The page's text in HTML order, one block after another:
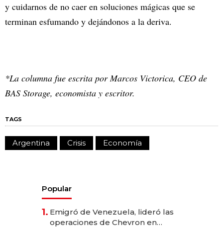
y cuidarnos de no caer en soluciones mágicas que se
terminan esfumando y dejándonos a la deriva.
*La columna fue escrita por Marcos Victorica, CEO de
BAS Storage, economista y escritor.
TAGS
Argentina Crisis Economía
Popular
1. Emigró de Venezuela, lideró las
operaciones de Chevron en